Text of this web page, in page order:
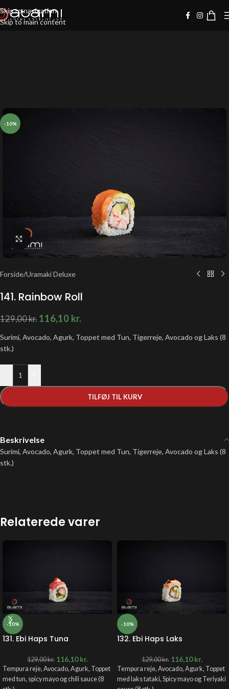
Skip to navigation
Skip to main content
-10%
Klik for at forstørre
Forside/Uramaki Deluxe
141. Rainbow Roll
129,00kr. 116,10 kr.
Surimi, Avocado, Agurk, Toppet med Tun, Tigerreje, Avocado og Laks (8
stk.)
TILFØJ TIL KURV
Beskrivelse
Surimi, Avocado, Agurk, Toppet med Tun, Tigerreje, Avocado og Laks (8
stk.)
Relaterede varer
-10%
131. Ebi Haps Tuna
129,00kr. 116,10kr.
Tempura reje, Avocado, Agurk, Toppet
med tun, spicy mayo og chili sauce (8
-10%
132. Ebi Haps Laks
129,00kr. 116,10kr.
Tempura reje, Avocado, Agurk, Toppet
med laks tataki, Spicy mayo og Teriyaki